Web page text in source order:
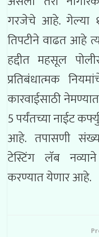
गरजेचे आहे. गेल्या
तिपटीने वाढत आहे
हद्दीत महसूल
प्रतिबंधात्मक
कारवाईसाठी
5 पर्यंतच्या नाईट
आहे. तपासणी
टेस्टिंग लॅब
करण्यात येणार आहे.